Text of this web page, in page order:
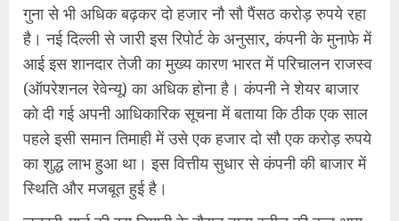
गुना से भी अधिक बढ़कर दो हजार नौ सौ पैंसठ करोड़ रुपये रहा
है। नई दिल्ली से जारी इस रिपोर्ट के अनुसार, कंपनी के मुनाफे में
आई इस शानदार तेजी का मुख्य कारण भारत में परिचालन राजस्व
(ऑपरेशनल रेवेन्यू) का अधिक होना है। कंपनी ने शेयर बाजार
को दी गई अपनी आधिकारिक सूचना में बताया कि ठीक एक साल
पहले इसी समान तिमाही में उसे एक हजार दो सौ एक करोड़ रुपये
का शुद्ध लाभ हुआ था। इस वित्तीय सुधार से कंपनी की बाजार में
स्थिति और मजबूत हुई है।